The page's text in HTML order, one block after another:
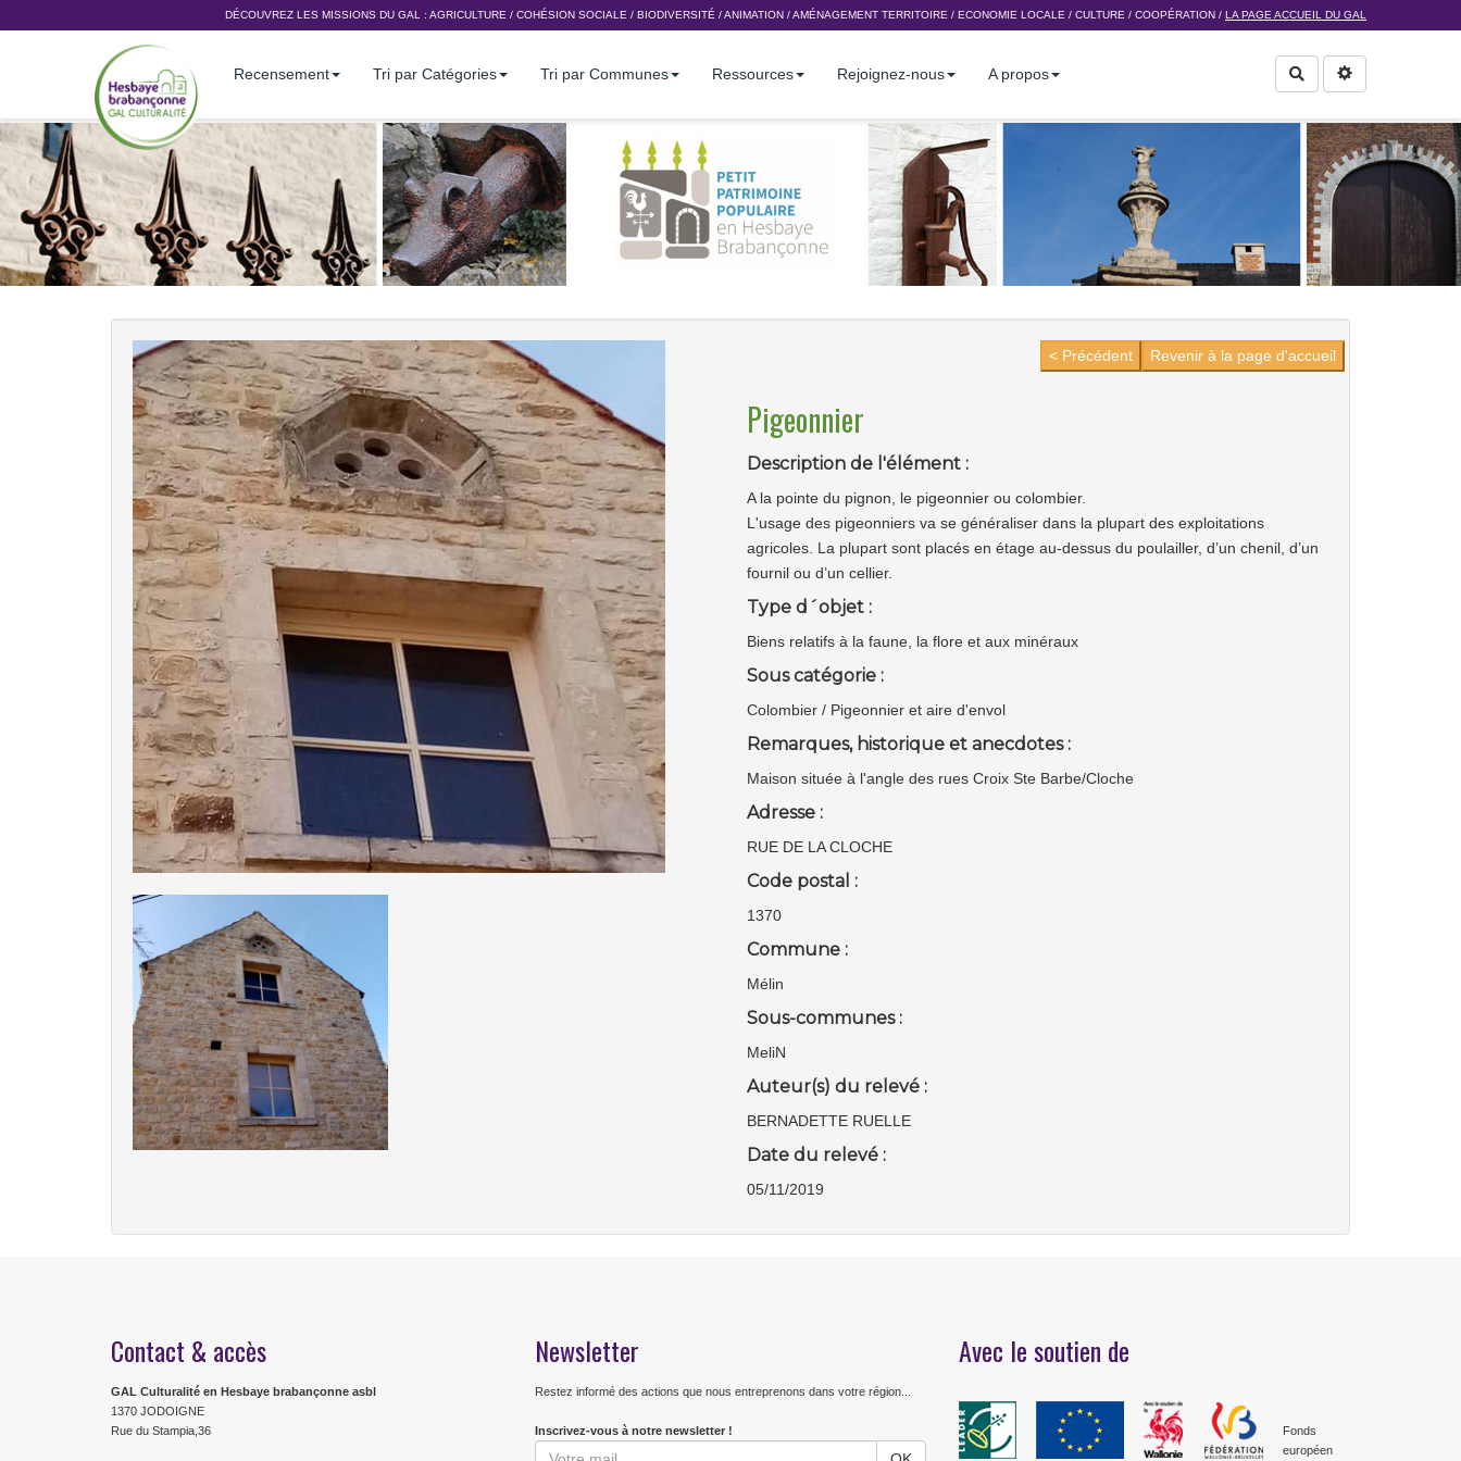
DÉCOUVREZ LES MISSIONS DU GAL : AGRICULTURE / COHÉSION SOCIALE / BIODIVERSITÉ /ANIMATION /AMÉNAGEMENT TERRITOIRE / ECONOMIE LOCALE / CULTURE / COOPÉRATION / LA PAGE ACCUEIL DU GAL
Recensement Tri par Catégories Tri par Communes Ressources Rejoignez-nous A propos Rechercher
Revenir à la page d'accueil
< Précédent
Pigeonnier
Description de l'élément :
A la pointe du pignon, le pigeonnier ou colombier.
L'usage des pigeonniers va se généraliser dans la plupart des exploitations
agricoles. La plupart sont placés en étage au-dessus du poulailler, d’un chenil, d’un
fournil ou d’un cellier.
Type d´objet :
Biens relatifs à la faune, la flore et aux minéraux
Sous catégorie :
Colombier / Pigeonnier et aire d'envol
Remarques, historique et anecdotes :
Maison située à l'angle des rues Croix Ste Barbe/Cloche
Adresse :
RUE DE LA CLOCHE
Code postal :
1370
Commune :
Mélin
Sous-communes :
MeliN
Auteur(s) du relevé :
BERNADETTE RUELLE
Date du relevé :
05/11/2019
Contact & accès
GAL Culturalité en Hesbaye brabançonne asbl
1370 JODOIGNE
Rue du Stampia,36
Newsletter
Restez informé des actions que nous entreprenons dans votre région...
Inscrivez-vous à notre newsletter !
Avec le soutien de
Fonds
européen